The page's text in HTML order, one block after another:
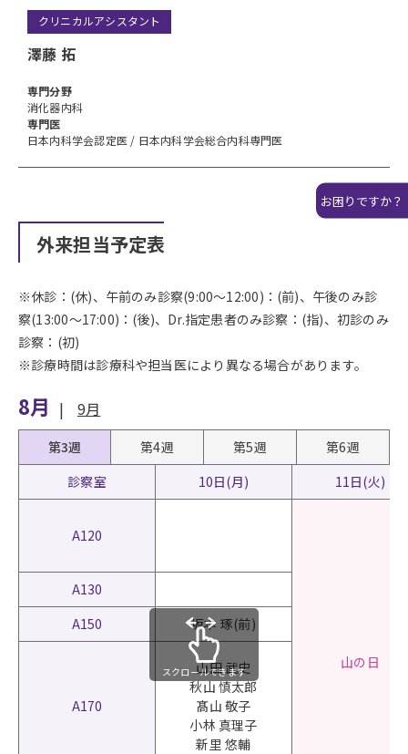
クリニカルアシスタント
澤藤 拓
専⾨分野
消化器内科
専門医
日本内科学会認定医 / 日本内科学会総合内科専門医
外来担当予定表
※休診：(休)、午前のみ診察(9:00〜12:00)：(前)、午後のみ診
察(13:00〜17:00)：(後)、Dr.指定患者のみ診察：(指)、初診のみ
診察：(初)
※診療時間は診療科や担当医により異なる場合があります。
8月 | 9月
第3週 第4週 第5週
第6週
診察室
10日(月) 11日(火)
A120
山の日
A130
A150
坂本 琢(前)
A170
山田 武史
秋山 慎太郎
髙山 敬子
小林 真理子
新里 悠輔
スクロールできます
お困りですか？